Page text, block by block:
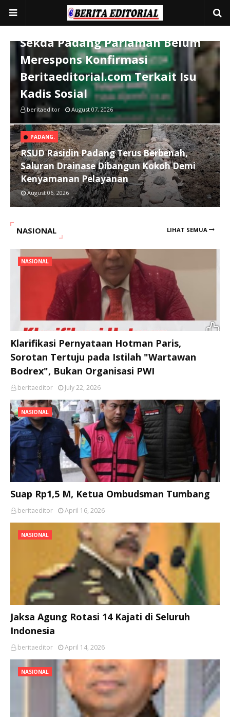
PADANG PARIAMAN
Sekda Padang Pariaman Belum
Merespons Konfirmasi
Beritaeditorial.com Terkait Isu
Kadis Sosial
beritaeditor August 07, 2026
PADANG.
RSUD Rasidin Padang Terus Berbenah,
Saluran Drainase Dibangun Kokoh Demi
Kenyamanan Pelayanan
August 06, 2026
NASIONAL LIHAT SEMUA
NASIONAL
Klarifikasi Pernyataan Hotman Paris,
Sorotan Tertuju pada Istilah "Wartawan
Bodrex", Bukan Organisasi PWI
beritaeditor July 22, 2026
NASIONAL
Suap Rp1,5 M, Ketua Ombudsman Tumbang
beritaeditor April 16, 2026
NASIONAL
Jaksa Agung Rotasi 14 Kajati di Seluruh
Indonesia
beritaeditor April 14, 2026
NASIONAL